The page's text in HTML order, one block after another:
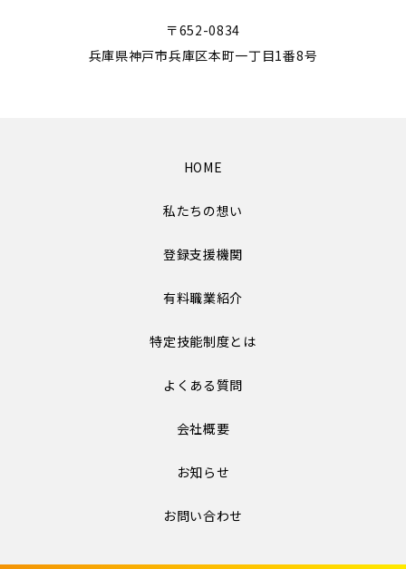
〒652-0834
兵庫県神戸市兵庫区本町一丁目1番8号
HOME
私たちの想い
登録支援機関
有料職業紹介
特定技能制度とは
よくある質問
会社概要
お知らせ
お問い合わせ